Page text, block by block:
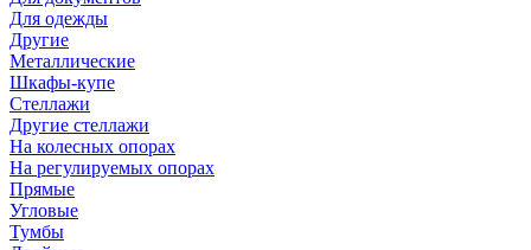
Для одежды
Другие
Металлические
Шкафы-купе
Стеллажи
Другие стеллажи
На колесных опорах
На регулируемых опорах
Прямые
Угловые
Тумбы